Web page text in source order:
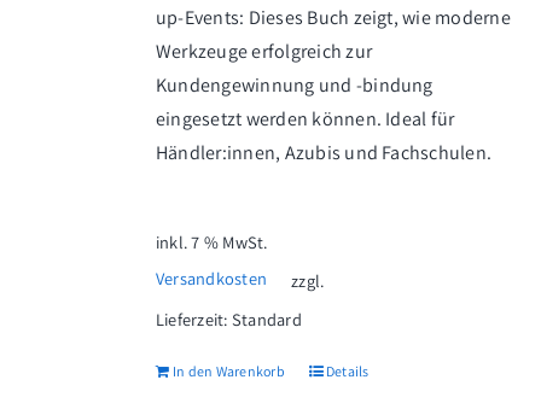
up-Events: Dieses Buch zeigt, wie moderne
Werkzeuge erfolgreich zur
Kundengewinnung und -bindung
eingesetzt werden können. Ideal für
Händler:innen, Azubis und Fachschulen.
inkl. 7 % MwSt.
zzgl.
Versandkosten
Lieferzeit: Standard
In den Warenkorb Details